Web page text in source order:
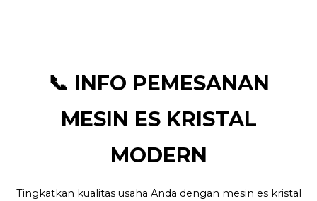
📞 INFO PEMESANAN
MESIN ES KRISTAL
MODERN
Tingkatkan kualitas usaha Anda dengan mesin es kristal